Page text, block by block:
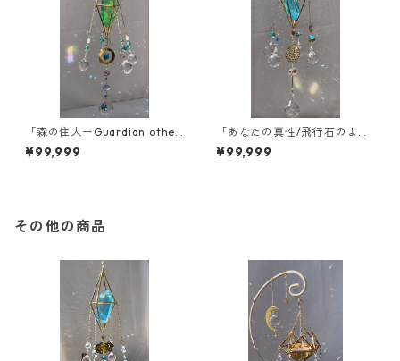
「森の住人ーGuardian other
forestー」
¥99,999
「あなたの真性/飛行石のよう
に〜Blue energy〜」
¥99,999
その他の商品